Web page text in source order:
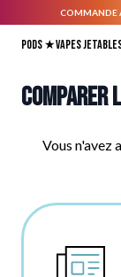
COMMANDE
Pods ★Vapes
Vous n'avez